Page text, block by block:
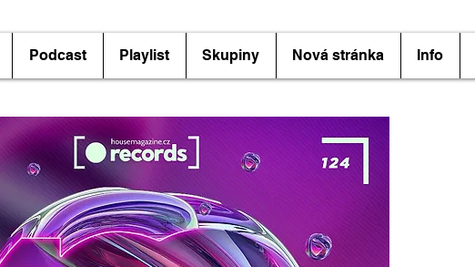
Podcast Playlist Skupiny Nová stránka Info